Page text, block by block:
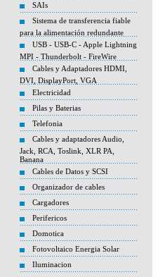
SAIs
Sistema de transferencia fiable
para la alimentación redundante
USB - USB-C - Apple Lightning
MPI - Thunderbolt - FireWire
Cables y Adaptadores HDMI,
DVI, DisplayPort, VGA
Electricidad
Pilas y Baterias
Telefonia
Cables y adaptadores Audio,
Jack, RCA, Toslink, XLR PA,
Banana
Cables de Datos y SCSI
Organizador de cables
Cargadores
Perifericos
Domotica
Fotovoltaico Energia Solar
Iluminacion